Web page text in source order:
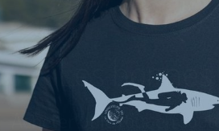
Les bonnes
Acheter utile tout en
Promotions sur les livres, code promo